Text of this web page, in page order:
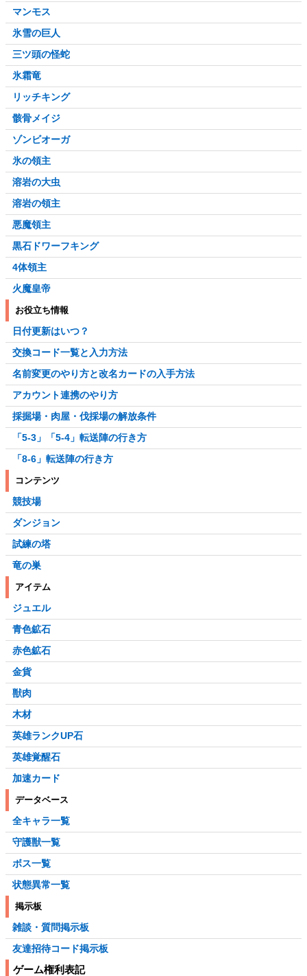
マンモス
氷雪の巨人
三ツ頭の怪蛇
氷霜竜
リッチキング
骸骨メイジ
ゾンビオーガ
氷の領主
溶岩の大虫
溶岩の領主
悪魔領主
黒石ドワーフキング
4体領主
火魔皇帝
お役立ち情報
日付更新はいつ？
交換コード一覧と入力方法
名前変更のやり方と改名カードの入手方法
アカウント連携のやり方
採掘場・肉屋・伐採場の解放条件
「5-3」「5-4」転送陣の行き方
「8-6」転送陣の行き方
コンテンツ
競技場
ダンジョン
試練の塔
竜の巣
アイテム
ジュエル
青色鉱石
赤色鉱石
金貨
獣肉
木材
英雄ランクUP石
英雄覚醒石
加速カード
データベース
全キャラ一覧
守護獣一覧
ボス一覧
状態異常一覧
掲示板
雑談・質問掲示板
友達招待コード掲示板
ゲーム権利表記